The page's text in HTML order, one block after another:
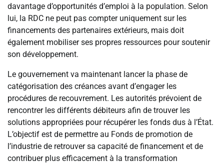
davantage d’opportunités d’emploi à la population. Selon
lui, la RDC ne peut pas compter uniquement sur les
financements des partenaires extérieurs, mais doit
également mobiliser ses propres ressources pour soutenir
son développement.
Le gouvernement va maintenant lancer la phase de
catégorisation des créances avant d’engager les
procédures de recouvrement. Les autorités prévoient de
rencontrer les différents débiteurs afin de trouver les
solutions appropriées pour récupérer les fonds dus à l’État.
L’objectif est de permettre au Fonds de promotion de
l’industrie de retrouver sa capacité de financement et de
contribuer plus efficacement à la transformation